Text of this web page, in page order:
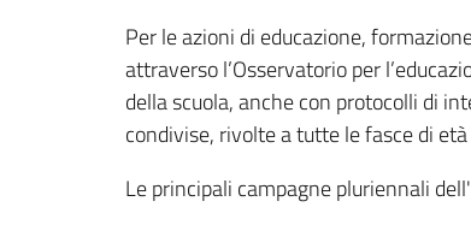
Per le azioni di educazione,
attraverso l’Osservatorio per
della scuola, anche con protocolli di
condivise, rivolte a tutte le fasce di
Le principali campagne pluriennali